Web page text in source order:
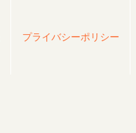
プライバシーポリシー